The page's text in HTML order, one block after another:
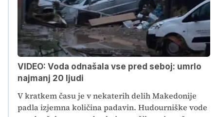
VIDEO: Voda odnašala vse pred seboj: umrlo
najmanj 20 ljudi
V kratkem času je v nekaterih delih Makedonije
padla izjemna količina padavin. Hudourniške vode